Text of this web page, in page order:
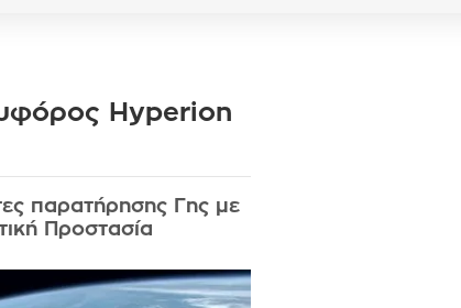
Hyperion
παρατήρησης Γης με
Προστασία